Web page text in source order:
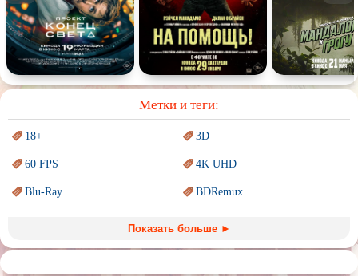
Спектакль Сказка Немое кино Для взрослых
Метки и теги:
18+ 3D
60 FPS 4K UHD
Blu-Ray BDRemux
Sci-Fi (Научнаяфантастика) Trash (трэш) movies
Показать больше ►